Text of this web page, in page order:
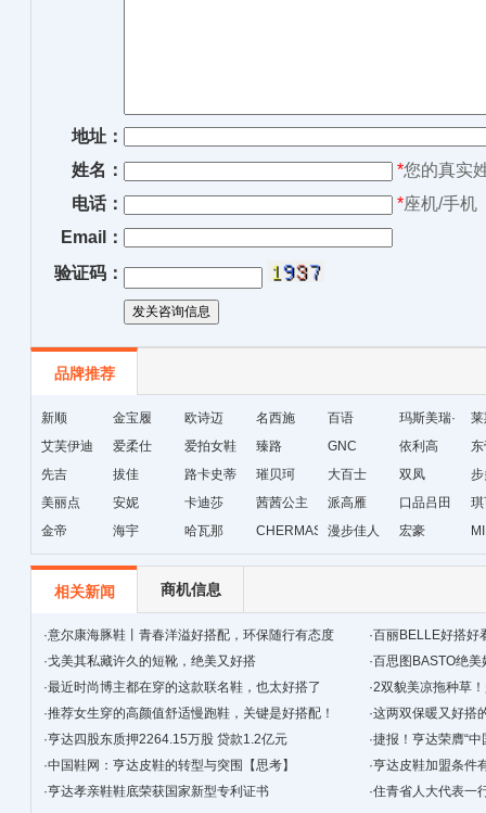
地址：
姓名：
*您的真实
电话：
*座机/手机
Email：
验证码：
品牌推荐
新顺 金宝履 欧诗迈 名西施 百语
玛斯美瑞·
琳
艾芙伊迪
爱柔仕 爱拍女鞋 臻路 GNC 依利高
先吉
拔佳
路卡史蒂
芙
璀贝珂 大百士 双凤
美丽点
安妮 卡迪莎 茜茜公主 派高雁 口品吕田
金帝
海宇 哈瓦那 CHERMAS&KAETH
漫步佳人 宏豪
相关新闻 商机信息
·意尔康海豚鞋丨青春洋溢好搭配，环保随行有态度 ·百丽BELLE好搭好
·戈美其私藏许久的短靴，绝美又好搭 ·百思图BASTO绝
·最近时尚博主都在穿的这款联名鞋，也太好搭了
吧！！！
·2双貌美凉拖种草
·推荐女生穿的高颜值舒适慢跑鞋，关键是好搭配！ ·这两双保暖又好搭
·亨达四股东质押2264.15万股 贷款1.2亿元 ·捷报！亨达荣膺“
·中国鞋网：亨达皮鞋的转型与突围【思考】 ·亨达皮鞋加盟条件
·亨达孝亲鞋鞋底荣获国家新型专利证书 ·住青省人大代表一